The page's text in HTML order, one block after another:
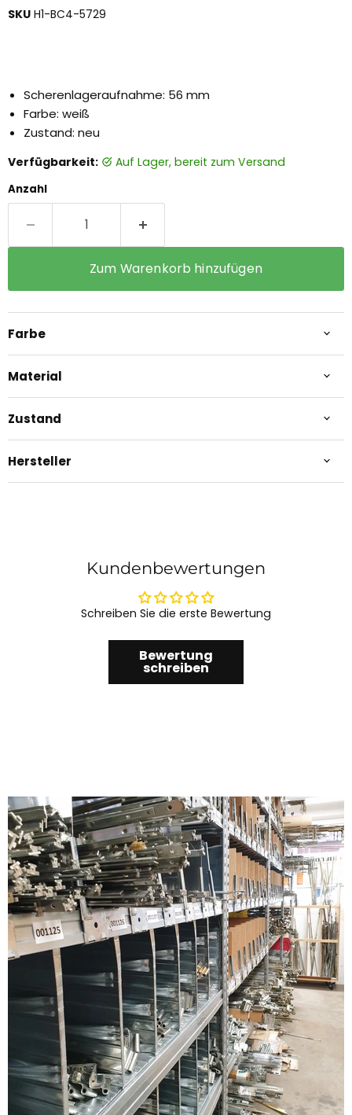
SKU H1-BC4-5729
Scherenlageraufnahme: 56 mm
Farbe: weiß
Zustand: neu
Verfügbarkeit: auf Lager, bereit zum Versand
Anzahl
Zum Warenkorb hinzufügen
Farbe
Material
Zustand
Hersteller
Kundenbewertungen
Schreiben Sie die erste Bewertung
Bewertung
schreiben